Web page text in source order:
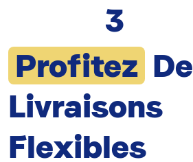
Profitez De
Livraisons
Flexibles
3